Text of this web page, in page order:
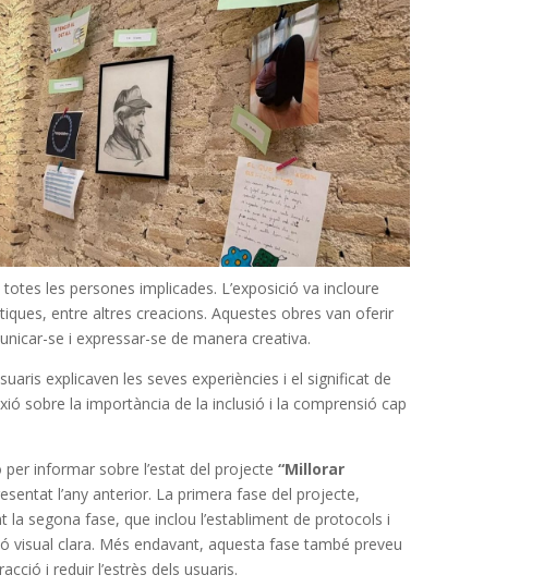
les persones implicades. L’exposició va incloure
entre altres creacions. Aquestes obres van oferir
se i expressar-se de manera creativa.
explicaven les seves experiències i el significat de
sobre la importància de la inclusió i la comprensió cap
per informar sobre l’estat del projecte“Millorar
l’any anterior. La primera fase del projecte,
segona fase, que inclou l’establiment de protocols i
visual clara. Més endavant, aquesta fase també preveu
i reduir l’estrès dels usuaris.